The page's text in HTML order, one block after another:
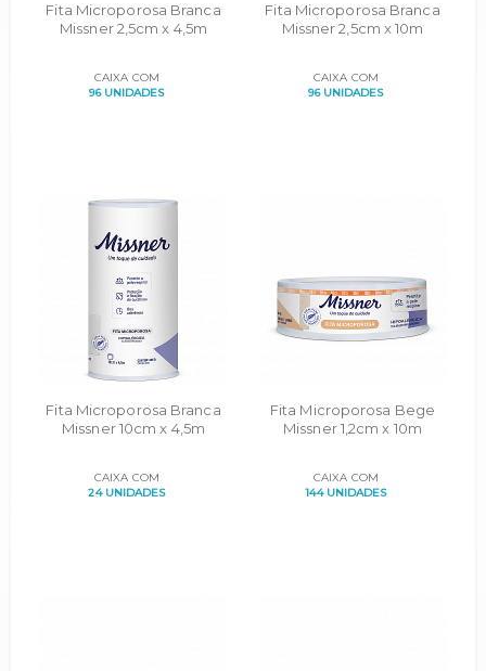
Fita Microporosa Branca
Missner 2,5cm x 4,5m
CAIXA COM
96 UNIDADES
Fita Microporosa Branca
Missner 2,5cm x 10m
CAIXA COM
96 UNIDADES
Fita Microporosa Branca
Missner 10cm x 4,5m
CAIXA COM
24 UNIDADES
Fita Microporosa Bege
Missner 1,2cm x 10m
CAIXA COM
144 UNIDADES